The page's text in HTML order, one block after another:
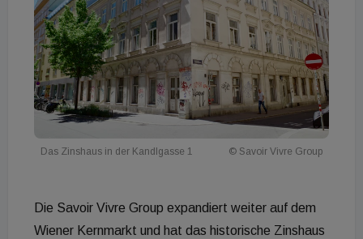
Das Zinshaus in der Kandlgasse 1 © Savoir Vivre Group
Die Savoir Vivre Group expandiert weiter auf dem
Wiener Kernmarkt und hat das historische Zinshaus